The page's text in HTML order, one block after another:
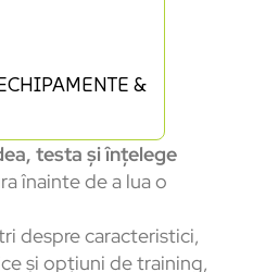
&
testa și înțelege
înainte de a lua o
despre caracteristici,
și opțiuni de training,